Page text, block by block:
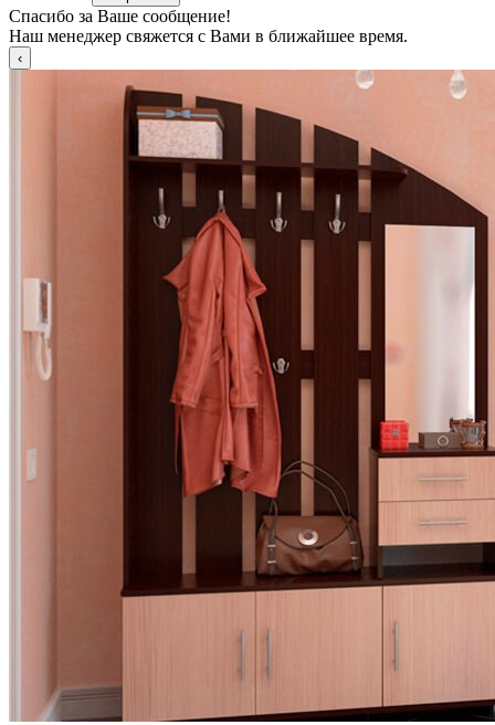
Спасибо за Ваше сообщение!
Наш менеджер свяжется с Вами в ближайшее время.